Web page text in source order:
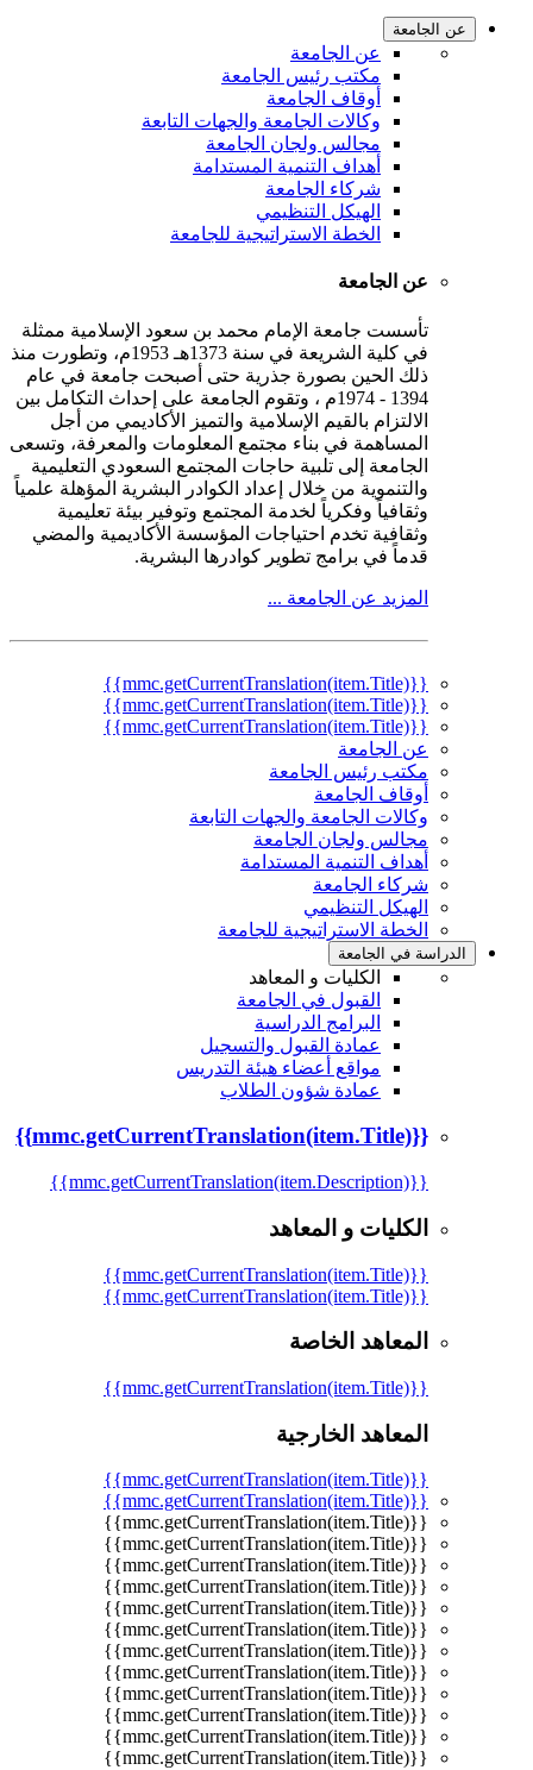
عن الجامعة
عن الجامعة
مكتب رئيس الجامعة
أوقاف الجامعة
وكالات الجامعة والجهات التابعة
مجالس ولجان الجامعة
أهداف التنمية المستدامة
شركاء الجامعة
الهيكل التنظيمي
الخطة الاستراتيجية للجامعة
عن الجامعة
تأسست جامعة الإمام محمد بن سعود الإسلامية ممثلة
في كلية الشريعة في سنة 1373هـ 1953م، وتطورت منذ
ذلك الحين بصورة جذرية حتى أصبحت جامعة في عام
1394 - 1974م ، وتقوم الجامعة على إحداث التكامل بين
الالتزام بالقيم الإسلامية والتميز الأكاديمي من أجل
المساهمة في بناء مجتمع المعلومات والمعرفة، وتسعى
الجامعة إلى تلبية حاجات المجتمع السعودي التعليمية
والتنموية من خلال إعداد الكوادر البشرية المؤهلة علمياً
وثقافياً وفكرياً لخدمة المجتمع وتوفير بيئة تعليمية
وثقافية تخدم احتياجات المؤسسة الأكاديمية والمضي
قدماً في برامج تطوير كوادرها البشرية.
المزيد عن الجامعة ...
{{mmc.getCurrentTranslation(item.Title)}}
{{mmc.getCurrentTranslation(item.Title)}}
{{mmc.getCurrentTranslation(item.Title)}}
عن الجامعة
مكتب رئيس الجامعة
أوقاف الجامعة
وكالات الجامعة والجهات التابعة
مجالس ولجان الجامعة
أهداف التنمية المستدامة
شركاء الجامعة
الهيكل التنظيمي
الخطة الاستراتيجية للجامعة
الدراسة في الجامعة
الكليات و المعاهد
القبول في الجامعة
البرامج الدراسية
عمادة القبول والتسجيل
مواقع أعضاء هيئة التدريس
عمادة شؤون الطلاب
{{mmc.getCurrentTranslation(item.Title)}}
{{mmc.getCurrentTranslation(item.Description)}}
الكليات و المعاهد
{{mmc.getCurrentTranslation(item.Title)}}
{{mmc.getCurrentTranslation(item.Title)}}
المعاهد الخاصة
{{mmc.getCurrentTranslation(item.Title)}}
المعاهد الخارجية
{{mmc.getCurrentTranslation(item.Title)}}
{{mmc.getCurrentTranslation(item.Title)}}
{{mmc.getCurrentTranslation(item.Title)}}
{{mmc.getCurrentTranslation(item.Title)}}
{{mmc.getCurrentTranslation(item.Title)}}
{{mmc.getCurrentTranslation(item.Title)}}
{{mmc.getCurrentTranslation(item.Title)}}
{{mmc.getCurrentTranslation(item.Title)}}
{{mmc.getCurrentTranslation(item.Title)}}
{{mmc.getCurrentTranslation(item.Title)}}
{{mmc.getCurrentTranslation(item.Title)}}
{{mmc.getCurrentTranslation(item.Title)}}
{{mmc.getCurrentTranslation(item.Title)}}
{{mmc.getCurrentTranslation(item.Title)}}